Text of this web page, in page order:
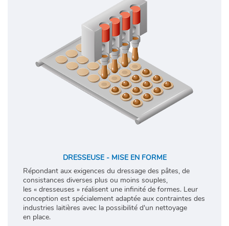
DRESSEUSE - MISE EN FORME
Répondant aux exigences du dressage des pâtes, de
consistances diverses plus ou moins souples,
les « dresseuses » réalisent une infinité de formes. Leur
conception est spécialement adaptée aux contraintes des
industries laitières avec la possibilité d'un nettoyage
en place.